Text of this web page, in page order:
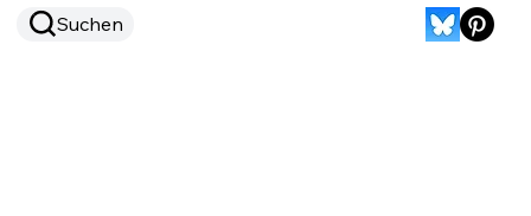
Suchen